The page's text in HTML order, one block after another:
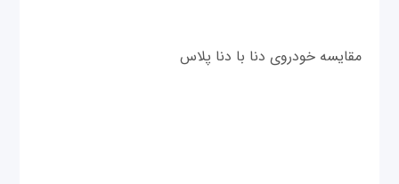
مقایسه خودروی دنا با دنا پلاس